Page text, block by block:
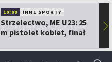
10:00 INNE SPORTY
Strzelectwo, ME U23: 25
m pistolet kobiet, finał
▶